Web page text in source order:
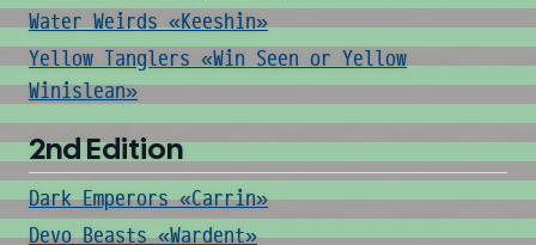
Water Weirds «Keeshin»
Yellow Tanglers «Win Seen or Yellow
Winislean»
2nd Edition
Dark Emperors «Carrin»
Devo Beasts «Wardent»